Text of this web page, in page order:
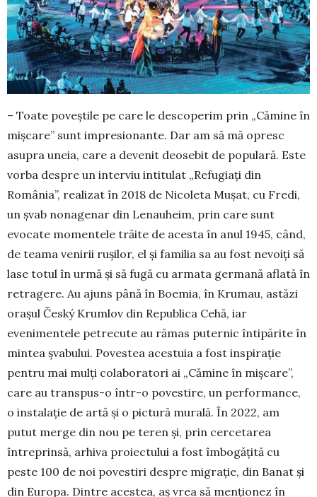
– Toate poveștile pe care le descoperim prin „Cămine în
mișcare” sunt impresionante. Dar am să mă opresc
asupra uneia, care a devenit deosebit de populară. Este
vorba despre un interviu intitulat „Refugiați din
România”, realizat în 2018 de Ni­coleta Mușat, cu Fredi,
un șvab nonagenar din Le­nauheim, prin care sunt
evocate momentele trăite de acesta în anul 1945, când,
de teama venirii ru­șilor, el și familia sa au fost nevoiți să
lase totul în urmă și să fugă cu armata germană aflată în
re­tragere. Au ajuns până în Boemia, în Krumau, as­tăzi
orașul Český Krumlov din Republica Cehă, iar
evenimentele petrecute au rămas puternic întipărite în
mintea șvabului. Povestea acestuia a fost ins­pirație
pentru mai mulți colaboratori ai „Cămine în mișcare”,
care au transpus-o într-o povestire, un performance,
o instalație de artă și o pictură mu­rală. În 2022, am
putut merge din nou pe teren și, prin cercetarea
întreprinsă, arhiva proiectului a fost îmbogățită cu
peste 100 de noi povestiri despre migrație, din Banat și
din Europa. Dintre acestea, aș vrea să menționez în